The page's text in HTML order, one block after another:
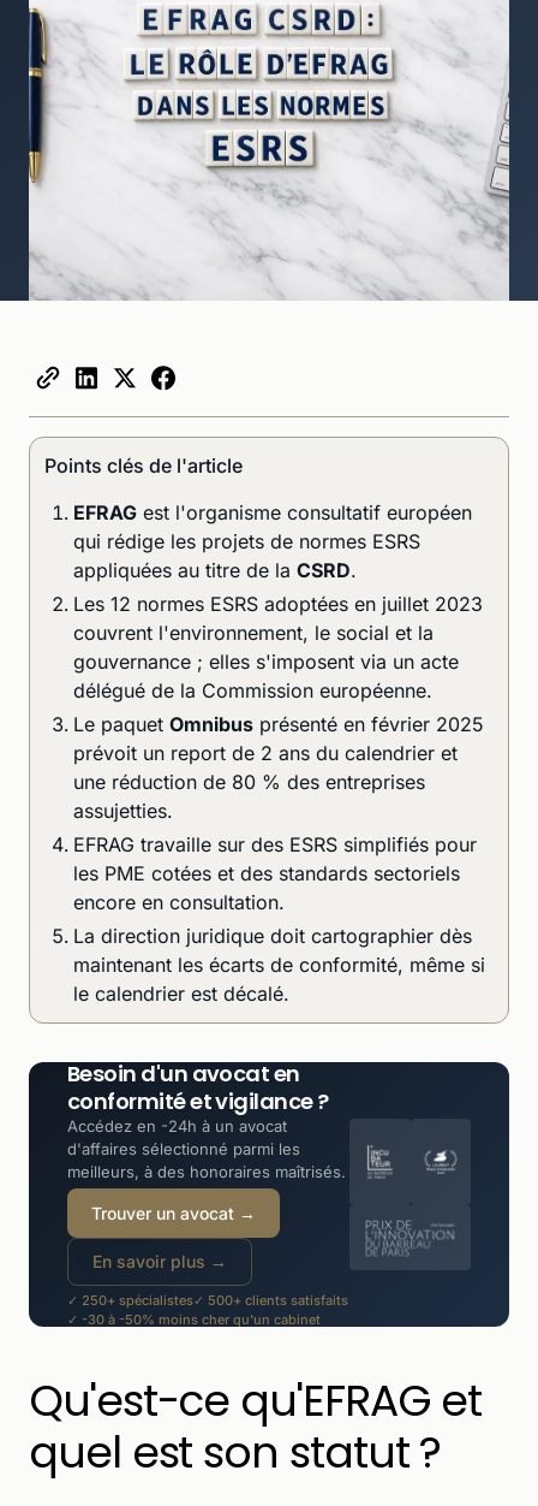
Points clés de l'article
EFRAG est l'organisme consultatif européen
qui rédige les projets de normes ESRS
appliquées au titre de la CSRD.
Les 12 normes ESRS adoptées en juillet 2023
couvrent l'environnement, le social et la
gouvernance ; elles s'imposent via un acte
délégué de la Commission européenne.
Le paquet Omnibus présenté en février 2025
prévoit un report de 2 ans du calendrier et
une réduction de 80 % des entreprises
assujetties.
EFRAG travaille sur des ESRS simplifiés pour
les PME cotées et des standards sectoriels
encore en consultation.
La direction juridique doit cartographier dès
maintenant les écarts de conformité, même si
le calendrier est décalé.
Besoin d'un avocat en
conformité et vigilance ?
Accédez en -24h à un avocat
d'affaires sélectionné parmi les
meilleurs, à des honoraires maîtrisés.
Trouver un avocat →
En savoir plus →
✓ 250+ spécialistes✓ 500+ clients satisfaits
✓ -30 à -50% moins cher qu'un cabinet
Qu'est-ce qu'EFRAG et
quel est son statut ?